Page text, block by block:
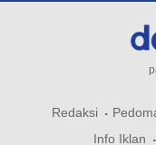
Redaksi
Info Iklan